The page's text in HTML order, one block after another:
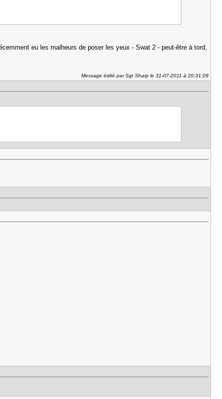
eu les malheurs de poser les yeux - Swat 2 - peut-être à tord,
Message édité par Sgt Sharp le 31-07-2011 à 20:31:09